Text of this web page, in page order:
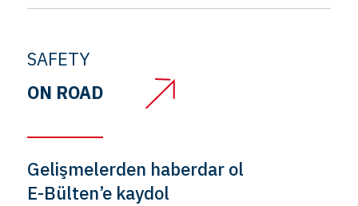
SAFETY
ON ROAD
Gelişmelerden haberdar ol
E-Bülten’e kaydol